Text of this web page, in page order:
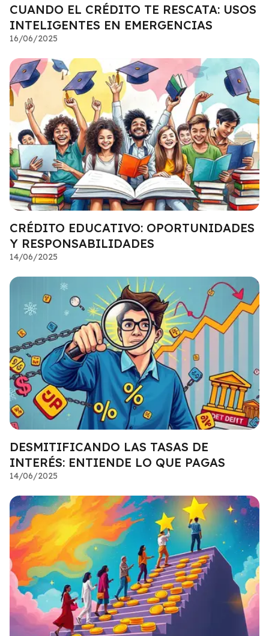
CUANDO EL CRÉDITO TE RESCATA: USOS
INTELIGENTES EN EMERGENCIAS
16/06/2025
CRÉDITO EDUCATIVO: OPORTUNIDADES
Y RESPONSABILIDADES
14/06/2025
DESMITIFICANDO LAS TASAS DE
INTERÉS: ENTIENDE LO QUE PAGAS
14/06/2025